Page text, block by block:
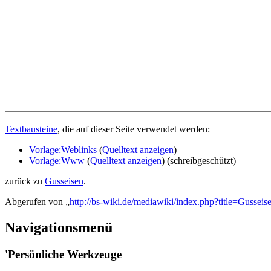
Textbausteine, die auf dieser Seite verwendet werden:
Vorlage:Weblinks (Quelltext anzeigen)
Vorlage:Www (Quelltext anzeigen) (schreibgeschützt)
zurück zu Gusseisen.
Abgerufen von „http://bs-wiki.de/mediawiki/
Navigationsmenü
'Persönliche Werkzeuge